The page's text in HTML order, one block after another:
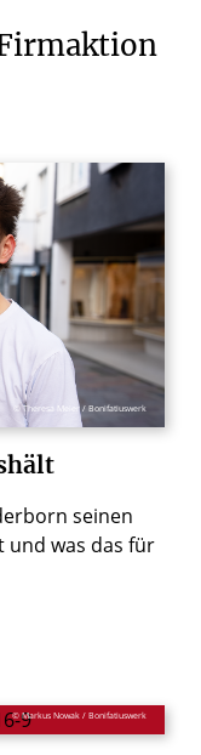
© Theresa Meier / Bonifatiuswerk
seinen
und was das für
© Markus Nowak / Bonifatiuswerk